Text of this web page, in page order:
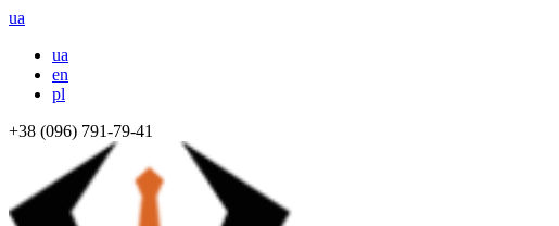
ua
ua
en
pl
+38 (096) 791-79-41